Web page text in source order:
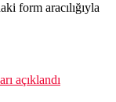
form aracılığıyla